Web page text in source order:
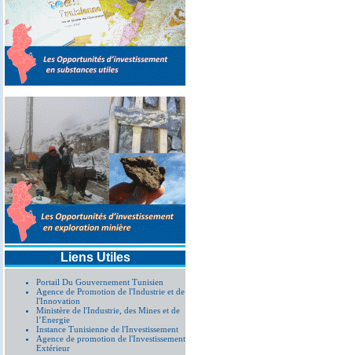
Liens Utiles
Portail Du Gouvernement Tunisien
Agence de Promotion de l'Industrie et de
l'Innovation
Ministère de l'Industrie, des Mines et de
l’Energie
Instance Tunisienne de l'Investissement
Agence de promotion de l'Investissement
Extérieur